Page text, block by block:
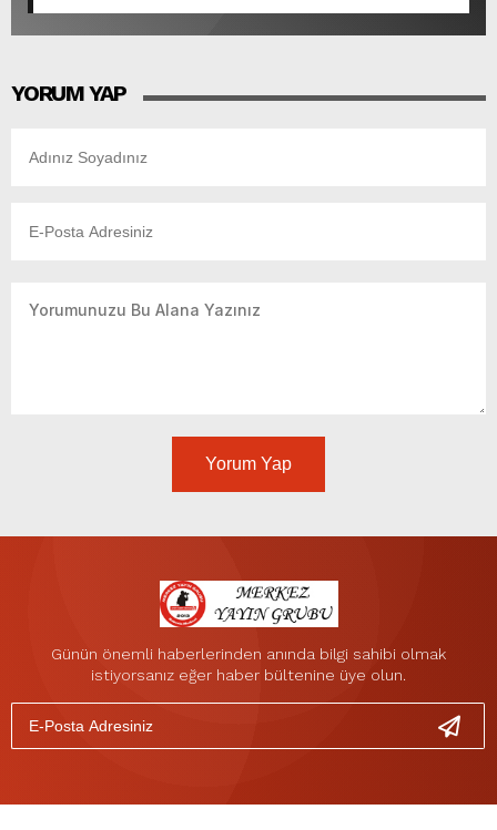
YORUM YAP
Yorum Yap
Günün önemli haberlerinden anında bilgi sahibi olmak
istiyorsanız eğer haber bültenine üye olun.